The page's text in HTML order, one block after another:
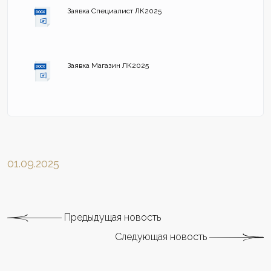
Заявка Специалист ЛК2025
Заявка Магазин ЛК2025
01.09.2025
Предыдущая новость
Следующая новость